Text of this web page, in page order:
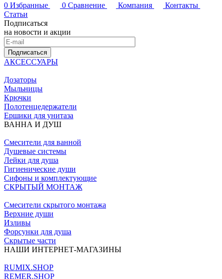
0 Избранные 0 Сравнение Компания
Контакты
Статьи
Подписаться
на новости и акции
Подписаться
АКСЕССУАРЫ
Дозаторы
Мыльницы
Крючки
Полотенцедержатели
Ершики для унитаза
ВАННА И ДУШ
Смесители для ванной
Душевые системы
Лейки для душа
Гигиенические души
Сифоны и комплектующие
СКРЫТЫЙ МОНТАЖ
Смесители скрытого монтажа
Верхние души
Изливы
Форсунки для душа
Скрытые части
НАШИ ИНТЕРНЕТ-МАГАЗИНЫ
RUMIX.SHOP
REMER.SHOP